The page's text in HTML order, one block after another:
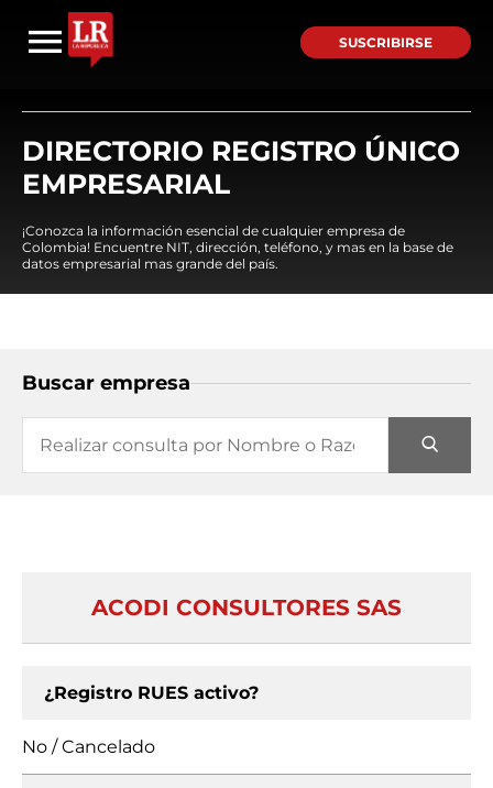
SUSCRIBIRSE
DIRECTORIO REGISTRO ÚNICO
EMPRESARIAL
¡Conozca la información esencial de cualquier empresa de
Colombia! Encuentre NIT, dirección, teléfono, y mas en la base de
datos empresarial mas grande del país.
Buscar empresa
ACODI CONSULTORES SAS
¿Registro RUES activo?
No / Cancelado